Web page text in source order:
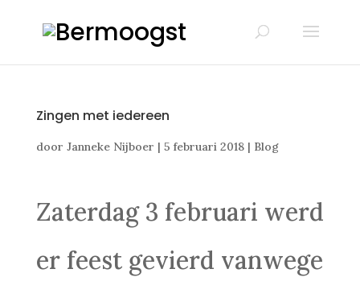
Zingen met iedereen
door Janneke Nijboer | 5 februari 2018| Blog
Zaterdag 3 februari werd
er feest gevierd vanwege